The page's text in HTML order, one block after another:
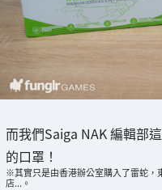
而我們Saiga NAK 編輯部
的口罩！
※其實只是由香港辦公室購入了雷蛇
店...。